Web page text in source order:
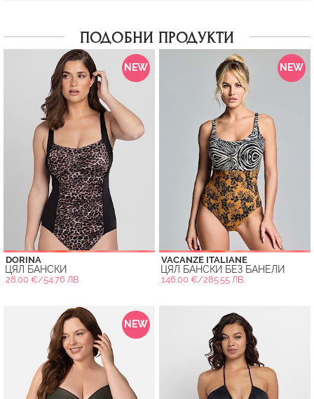
ПОДОБНИ ПРОДУКТИ
NEW
DORINA
ЦЯЛ БАНСКИ
28.00 €/54.76 ЛВ.
NEW
VACANZE ITALIANE
ЦЯЛ БАНСКИ БЕЗ БАНЕЛИ
146.00 €/285.55 ЛВ.
NEW